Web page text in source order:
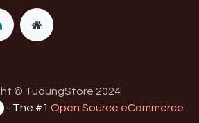
© TudungStore 2024
- The #1Open Source eCommerce